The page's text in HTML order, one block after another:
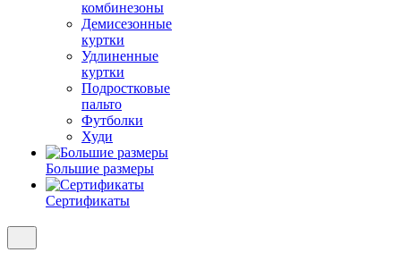
комбинезоны
Демисезонные
куртки
Удлиненные
куртки
Подростковые
пальто
Футболки
Худи
Большие размеры
Сертификаты